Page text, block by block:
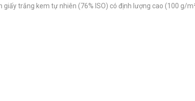
trắng kem tự nhiên (76% ISO) có định lượng cao (100 g/